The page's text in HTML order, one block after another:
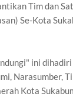
Tim dan
Se-Kota
ini
Narasumber,
Kota